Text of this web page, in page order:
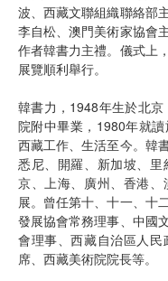
波、西藏文聯組織聯絡部
李自松、澳門美術家協會
作者韓書力主禮。儀式上
展覽順利舉行。
韓書力，1948年生於北
院附中畢業，1980年就
西藏工作、生活至今。韓
悉尼、開羅、新加坡、
京、上海、廣州、香港
展。曾任第十、十一、十
發展協會常務理事、中國
會理事、西藏自治區人
席、西藏美術院院長等。